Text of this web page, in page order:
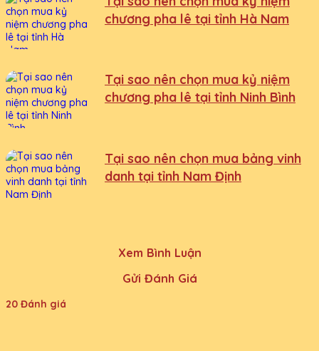
chương pha lê tại tỉnh Hà Nam
Tại sao nên chọn mua kỷ niệm
chương pha lê tại tỉnh Ninh Bình
Tại sao nên chọn mua bảng vinh
danh tại tỉnh Nam Định
Xem Bình Luận
Gửi Đánh Giá
20 Đánh giá